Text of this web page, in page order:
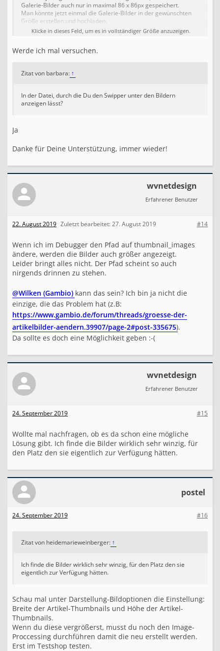
Galerie-Bilder auch nur in maximal 86 x 86px gespeichert.
Man könnte jetzt einmal die Galerie-Bilder in der gewünschten
Größe erstellen und hochladen.
Oder man sucht sich die passende Datei und ändert da den Pfad
von galerie_images auf thumbnail_images
Klicke in dieses Feld, um es in vollständiger Größe anzuzeigen.
Werde ich mal versuchen.
Zitat von barbara: ↑
In der Datei, durch die Du den Swipper unter den Bildern
anzeigen lässt?
Ja
Danke für Deine Unterstützung, immer wieder!
wvnetdesign
Erfahrener Benutzer
#14
22. August 2019 Zuletzt bearbeitet:27. August 2019
Wenn ich im Debugger den Pfad auf thumbnail_images
ändere, werden die Bilder auch größer angezeigt.
Leider bringt alles nicht. Der Pfad scheint so auch
nirgends drinnen zu stehen.
@Wilken (Gambio) kann das sein? Ich bin ja nicht die
einzige, die das Problem hat (z.B:
https://www.gambio.de/forum/threads/groesse-der-
artikelbilder-aendern.39907/page-2#post-335675).
Da sollte es doch eine Möglichkeit geben :-(
wvnetdesign
Erfahrener Benutzer
#15
24. September 2019
Wollte mal nachfragen, ob es da schon eine mögliche
Lösung gibt. Ich finde die Bilder wirklich sehr winzig, für
den Platz den sie eigentlich zur Verfügung hätten.
postel
#16
24. September 2019
Zitat von heidemarieweinberger: ↑
Ich finde die Bilder wirklich sehr winzig, für den Platz den sie
eigentlich zur Verfügung hätten.
Schau mal unter Darstellung-Bildoptionen die Einstellung:
Breite der Artikel-Thumbnails und Höhe der Artikel-
Thumbnails.
Wenn du diese vergrößerst, musst du noch den Image-
Proccessing durchführen damit die neu erstellt werden.
Erst im Testshop testen.